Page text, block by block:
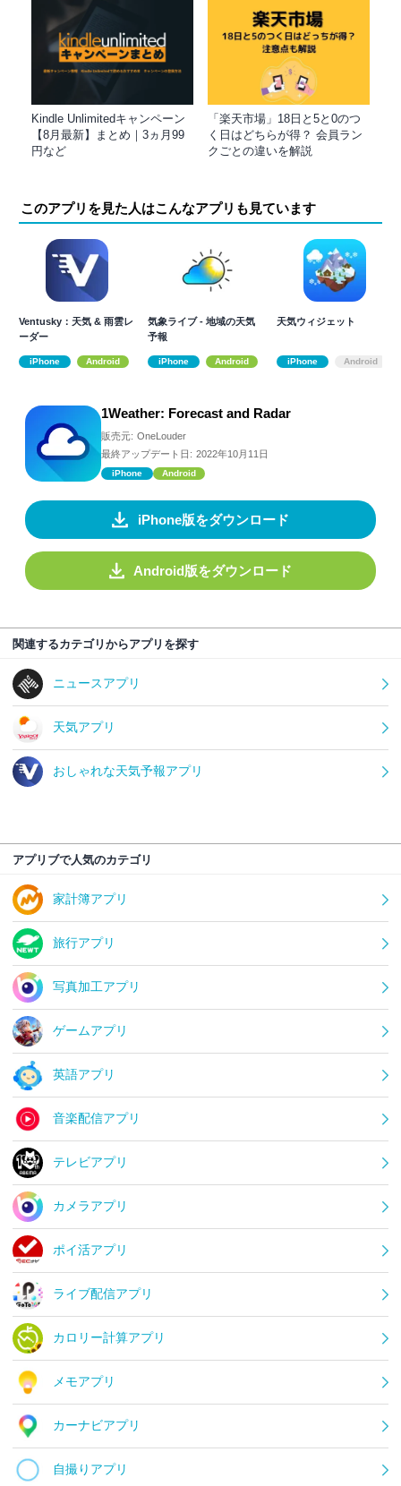
Kindle Unlimitedキャンペーン
【8月最新】まとめ｜3ヵ月99
円など
「楽天市場」18日と5と0のつ
く日はどちらが得？ 会員ラン
クごとの違いを解説
このアプリを見た人はこんなアプリも見ています
Ventusky：天気 & 雨雲レ
ーダー
iPhone Android
気象ライブ - 地域の天気
予報
iPhone Android
天気ウィジェット
iPhone Android
1Weather: Forecast and Radar
販売元: OneLouder
最終アップデート日: 2022年10月11日
iPhone Android
iPhone版をダウンロード
Android版をダウンロード
関連するカテゴリからアプリを探す
ニュースアプリ
天気アプリ
おしゃれな天気予報アプリ
アプリブで人気のカテゴリ
家計簿アプリ
旅行アプリ
写真加工アプリ
ゲームアプリ
英語アプリ
音楽配信アプリ
テレビアプリ
カメラアプリ
ポイ活アプリ
ライブ配信アプリ
カロリー計算アプリ
メモアプリ
カーナビアプリ
自撮りアプリ